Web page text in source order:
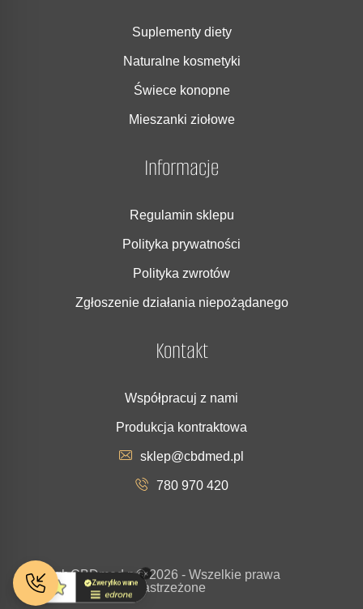
Suplementy diety
Naturalne kosmetyki
Świece konopne
Mieszanki ziołowe
Informacje
Regulamin sklepu
Polityka prywatności
Polityka zwrotów
Zgłoszenie działania niepożądanego
Kontakt
Współpracuj z nami
Produkcja kontraktowa
sklep@cbdmed.pl
780 970 420
CopyrighCBDmed.p© 2026 - Wszelkie prawa
zastrzeżone